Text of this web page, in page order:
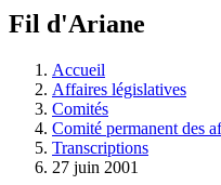
découvrir
l'Assemblée
législative.
Fil d'Ariane
Accueil
Affaires législatives
Comités
Comité permanent des
Transcriptions
27 juin 2001